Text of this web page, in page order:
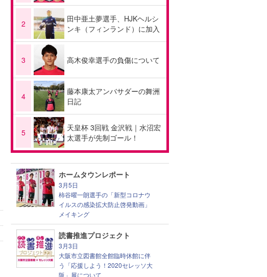
2
田中亜土夢選手、HJKヘルシ
ンキ（フィンランド）に加入
3 高木俊幸選手の負傷について
4
藤本康太アンバサダーの舞洲
日記
5
天皇杯 3回戦 金沢戦｜水沼宏
太選手が先制ゴール！
ホームタウンレポート
3月5日
柿谷曜一朗選手の「新型コロナウ
イルスの感染拡大防止啓発動画」
メイキング
読書推進プロジェクト
3月3日
大阪市立図書館全館臨時休館に伴
う「応援しよう！2020セレッソ大
阪」展について